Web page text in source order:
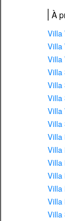
À
Villa
Villa
Villa
Villa
Villa
Villa
Villa
Villa
Villa
Villa
Villa
Villa
Villa
Villa
Villa